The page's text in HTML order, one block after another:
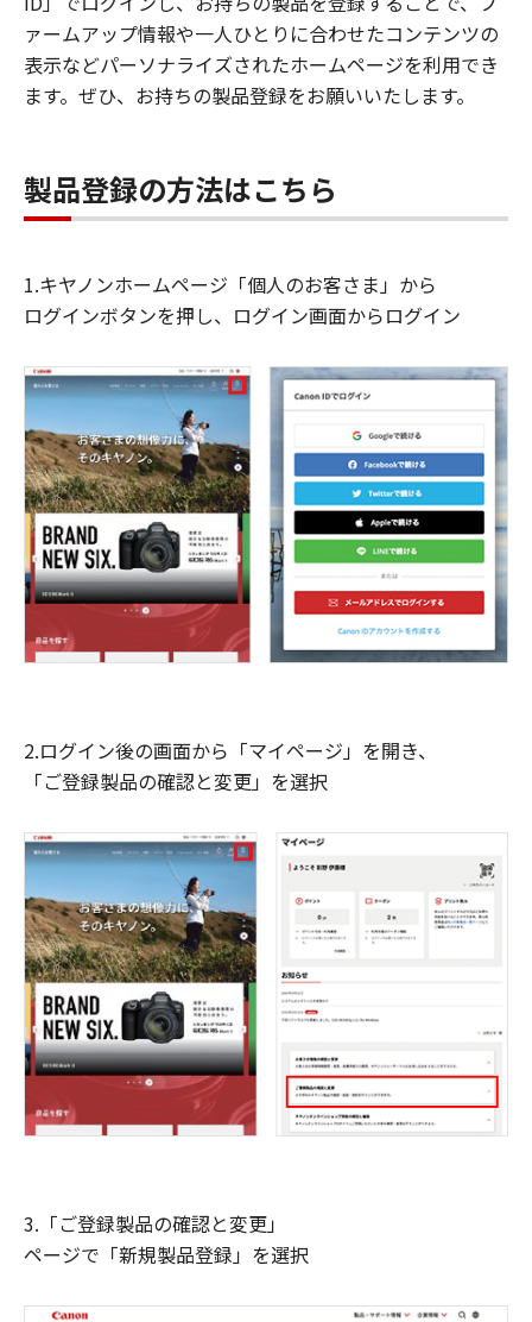
ァームアップ情報や一人ひとりに合わせたコンテンツの
表示などパーソナライズされたホームページを利用でき
ます。ぜひ、お持ちの製品登録をお願いいたします。
製品登録の方法はこちら
1.キヤノンホームページ「個人のお客さま」から
ログインボタンを押し、ログイン画面からログイン
2.ログイン後の画面から「マイページ」を開き、
「ご登録製品の確認と変更」を選択
3.「ご登録製品の確認と変更」
ページで「新規製品登録」を選択